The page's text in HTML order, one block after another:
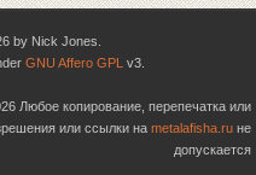
by Nick Jones.
GNU Affero GPL v3.
Любое копирование, перепечатка или
или ссылки на metalafisha.ru не
допускается